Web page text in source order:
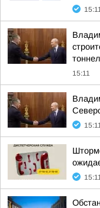
15:11